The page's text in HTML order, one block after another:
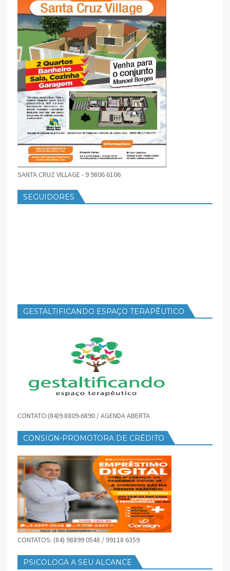
SANTA CRUZ VILLAGE - 9 9806 6106
SEGUIDORES
GESTALTIFICANDO ESPAÇO TERAPÊUTICO
CONTATO:(84)9.8809-6890 / AGENDA ABERTA
CONSIGN-PROMOTORA DE CRÉDITO
CONTATOS: (84) 98899 0548 / 99118 6359
PSICOLOGA A SEU ALCANCE